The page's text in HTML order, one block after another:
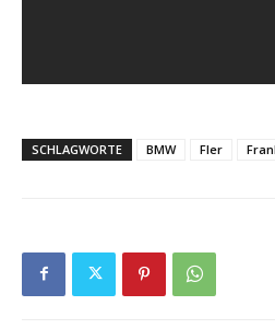
SCHLAGWORTE BMW Fler